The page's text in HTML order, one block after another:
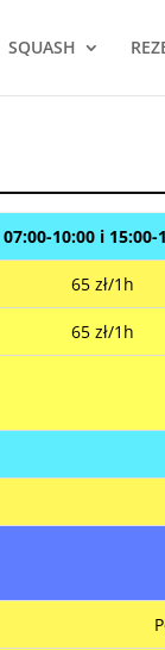
SQUASH
07:00-10:00 i 15:00-
65 zł/1h
65 zł/1h